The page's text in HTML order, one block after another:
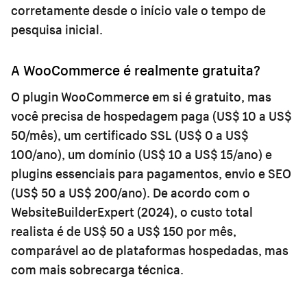
corretamente desde o início vale o tempo de
pesquisa inicial.
A WooCommerce é realmente gratuita?
O plugin WooCommerce em si é gratuito, mas
você precisa de hospedagem paga (US$ 10 a US$
50/mês), um certificado SSL (US$ 0 a US$
100/ano), um domínio (US$ 10 a US$ 15/ano) e
plugins essenciais para pagamentos, envio e SEO
(US$ 50 a US$ 200/ano). De acordo com o
WebsiteBuilderExpert (2024), o custo total
realista é de US$ 50 a US$ 150 por mês,
comparável ao de plataformas hospedadas, mas
com mais sobrecarga técnica.